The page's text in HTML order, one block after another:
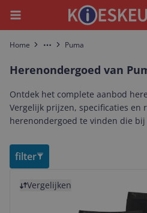
Menu
Home More Puma
Herenondergoed van
Ontdek het complete aanbod
Vergelijk prijzen, specificaties en
herenondergoed te vinden die
filter
Vergelijken